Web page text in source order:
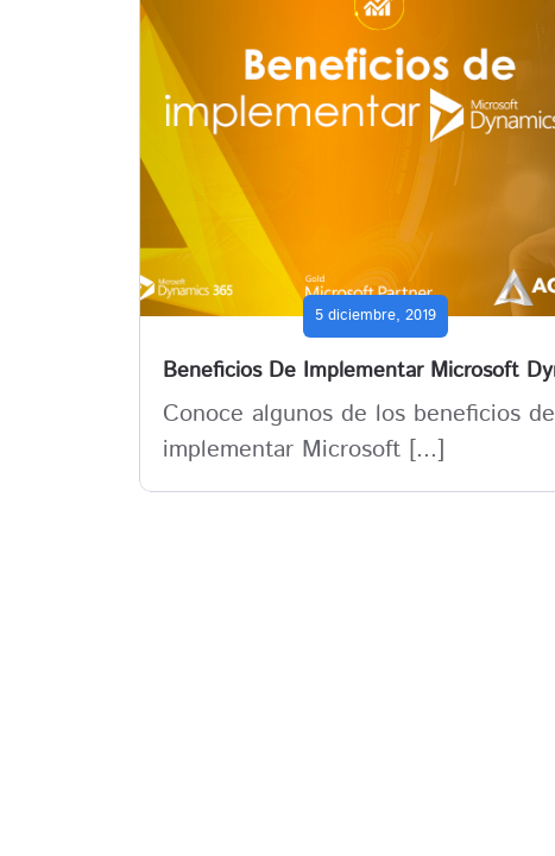
5 diciembre, 2019
Conoce algunos de los beneficios de
implementar Microsoft [...]